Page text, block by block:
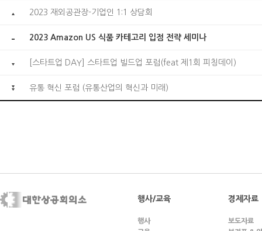
2023 재외공관장-기업인 1:1 상담회
2023 Amazon US 식품 카테고리 입점 전략 세미나
[스타트업 DAY] 스타트업 빌드업 포럼(feat 제1회 피칭데이)
유통 혁신 포럼 (유통산업의 혁신과 미래)
행사/교육
행사
경제자료
보도자료